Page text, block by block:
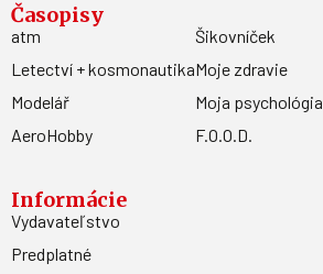
Časopisy
atm
Letectví + kosmonautika
Modelář
AeroHobby
Šikovníček
Moje zdravie
Moja psychológia
F.O.O.D.
Informácie
Vydavateľstvo
Predplatné